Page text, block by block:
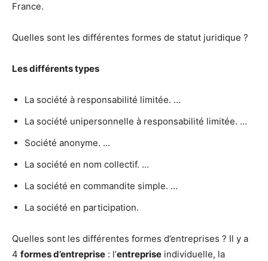
France.
Quelles sont les différentes formes de statut juridique ?
Lesdifférents types
La société à responsabilité limitée. …
La société unipersonnelle à responsabilité limitée. …
Société anonyme. …
La société en nom collectif. …
La société en commandite simple. …
La société en participation.
Quelles sont les différentes formes d’entreprises ? Il y a
4 formes d’entreprise : l’entreprise individuelle, la